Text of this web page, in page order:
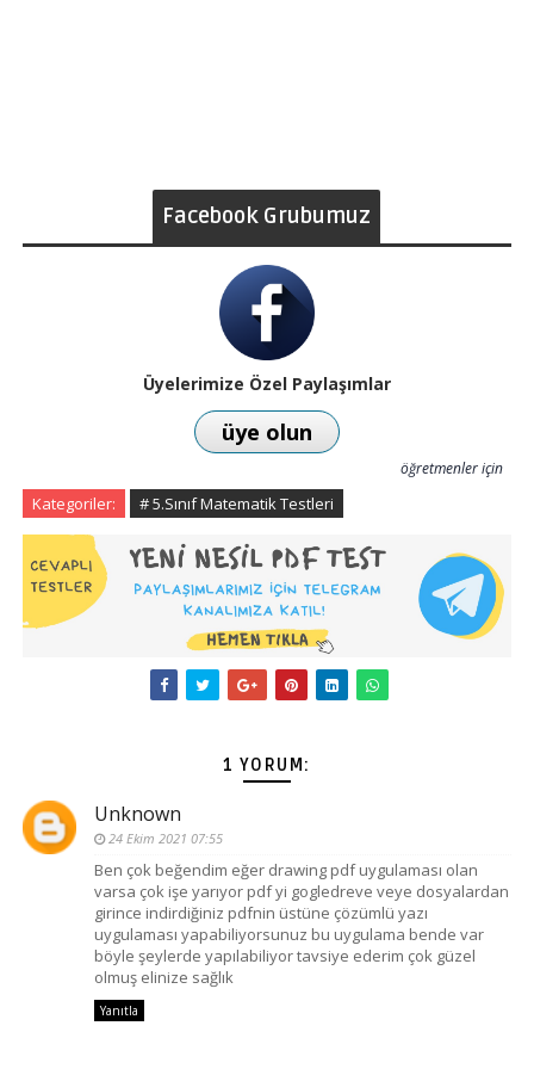
Facebook Grubumuz
Üyelerimize Özel Paylaşımlar
üye olun
öğretmenler için
Kategoriler: # 5.Sınıf Matematik Testleri
1 YORUM:
Unknown
24 Ekim 2021 07:55
Ben çok beğendim eğer drawing pdf uygulaması olan
varsa çok işe yarıyor pdf yi gogledreve veye dosyalardan
girince indirdiğiniz pdfnin üstüne çözümlü yazı
uygulaması yapabiliyorsunuz bu uygulama bende var
böyle şeylerde yapılabiliyor tavsiye ederim çok güzel
olmuş elinize sağlık
Yanıtla